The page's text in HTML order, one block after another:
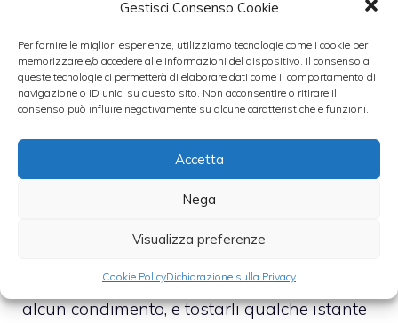
Gestisci Consenso Cookie
Per fornire le migliori esperienze, utilizziamo tecnologie come i cookie per
memorizzare e/o accedere alle informazioni del dispositivo. Il consenso a
queste tecnologie ci permetterà di elaborare dati come il comportamento di
navigazione o ID unici su questo sito. Non acconsentire o ritirare il
consenso può influire negativamente su alcune caratteristiche e funzioni.
Accetta
Nega
Visualizza preferenze
Cookie PolicyDichiarazione sulla Privacy
minuti. Unite, dunque, iwürstel. Dovranno
essere tagliati a pezzetti. Assieme ad essi
andranno messi il finocchietto tritato e i semi
di coriandolo macinati e bisognerà cuocere
ancora per dieci minuti. Un piccolo consiglio
riguardante i semi di coriandolo. Essi
cui saranno fatti tostare. Come? Basta
prendere una padella antiaderente, senza
alcun condimento, e tostarli qualche istante